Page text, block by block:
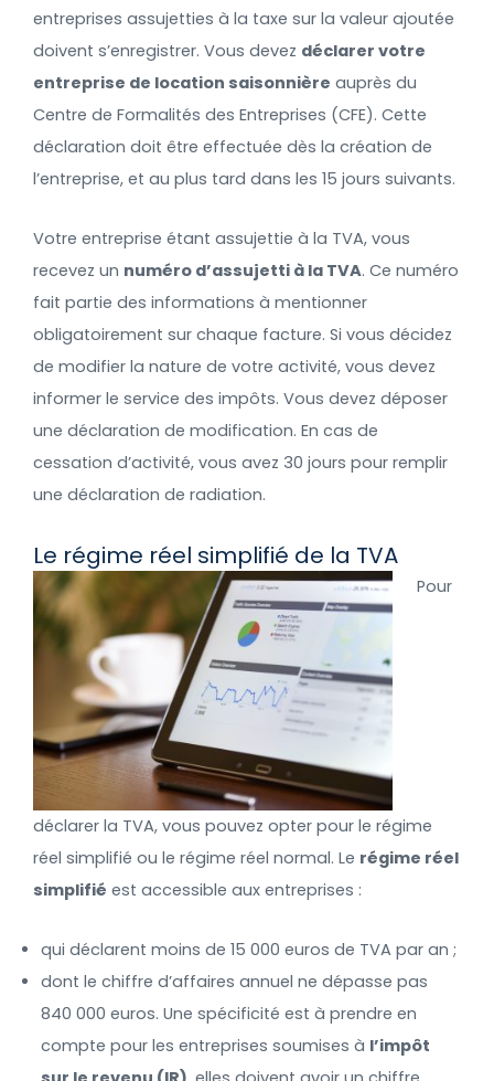
entreprises assujetties à la taxe sur la valeur ajoutée
doivent s’enregistrer. Vous devez déclarer votre
entreprise de location saisonnière auprès du
Centre de Formalités des Entreprises (CFE). Cette
déclaration doit être effectuée dès la création de
l’entreprise, et au plus tard dans les 15 jours suivants.
Votre entreprise étant assujettie à la TVA, vous
recevez un numéro d’assujetti à la TVA. Ce numéro
fait partie des informations à mentionner
obligatoirement sur chaque facture. Si vous décidez
de modifier la nature de votre activité, vous devez
informer le service des impôts. Vous devez déposer
une déclaration de modification. En cas de
cessation d’activité, vous avez 30 jours pour remplir
une déclaration de radiation.
Le régime réel simplifié de la TVA
Pour
déclarer la TVA, vous pouvez opter pour le régime
réel simplifié ou le régime réel normal. Le régime réel
simplifié est accessible aux entreprises :
qui déclarent moins de 15 000 euros de TVA par an ;
dont le chiffre d’affaires annuel ne dépasse pas
840 000 euros. Une spécificité est à prendre en
compte pour les entreprises soumises à l’impôt